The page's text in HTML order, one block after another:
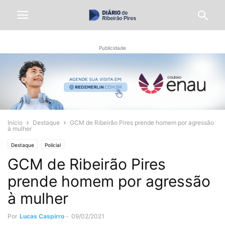
Publicidade
Início Destaque
GCM de Ribeirão Pires prende homem por agressão
à mulher
Destaque Policial
GCM de Ribeirão Pires
prende homem por agressão
à mulher
Por Lucas Caspirro - 09/02/2021